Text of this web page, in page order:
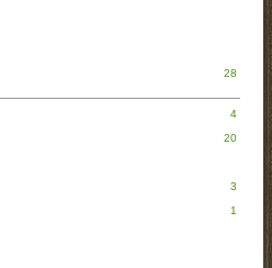
28
4
20
3
1